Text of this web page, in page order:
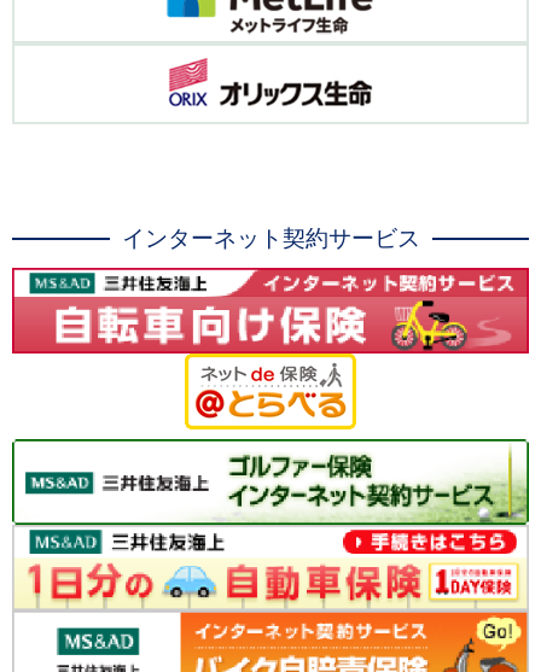
インターネット契約サービス